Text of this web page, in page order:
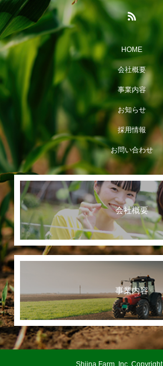
HOME
会社概要
事業内容
お知らせ
採用情報
お問い合わせ
会社概要
事業内容
Shiina Farm, Inc.